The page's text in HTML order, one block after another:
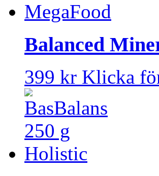
Balanced
399 kr Klicka